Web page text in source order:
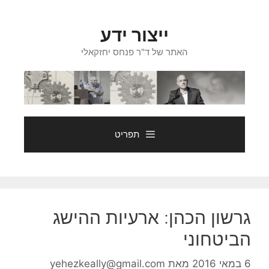
ייצור ידע
האתר של ד"ר פנחס יחזקאלי
תפריט
גרשון הכהן: ארעיות ההישג
הביטחוני
6 במאי 2016 מאת yehezkeally@gmail.com